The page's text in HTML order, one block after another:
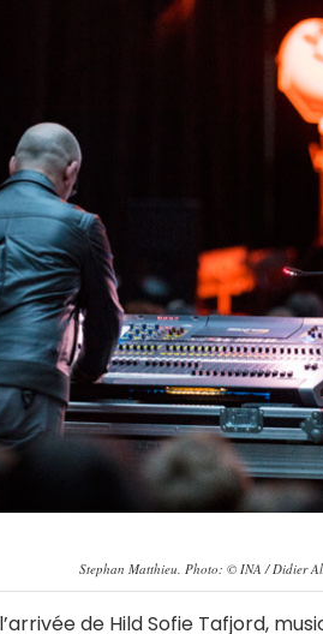
Stephan Matthieu. Photo: © INA / Didier
de Hild Sofie Tafjord,